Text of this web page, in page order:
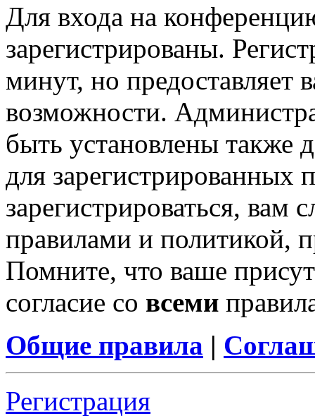
Для входа на
зарегистрированы.
минут, но предоставляет
возможности.
быть установлены также
для зарегистрированных
зарегистрироваться, вам
правилами и политикой,
Помните, что ваше
согласие со всеми
Общие правила |
Регистрация